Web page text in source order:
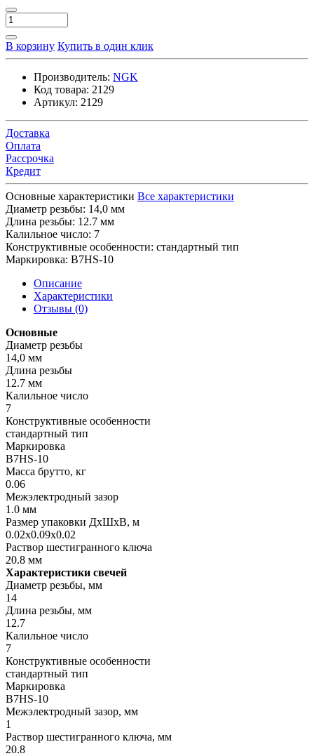
В корзину Купить в один клик
Производитель: NGK
Код товара: 2129
Артикул: 2129
Доставка
Оплата
Рассрочка
Кредит
Основные характеристики Все характеристики
Диаметр резьбы: 14,0 мм
Длина резьбы: 12.7 мм
Калильное число: 7
Конструктивные особенности: стандартный тип
Маркировка: B7HS-10
Описание
Характеристики
Отзывы (0)
Основные
Диаметр резьбы
14,0 мм
Длина резьбы
12.7 мм
Калильное число
7
Конструктивные особенности
стандартный тип
Маркировка
B7HS-10
Масса брутто, кг
0.06
Межэлектродный зазор
1.0 мм
Размер упаковки ДхШхВ, м
0.02x0.09x0.02
Раствор шестигранного ключа
20.8 мм
Характеристики свечей
Диаметр резьбы, мм
14
Длина резьбы, мм
12.7
Калильное число
7
Конструктивные особенности
стандартный тип
Маркировка
B7HS-10
Межэлектродный зазор, мм
1
Раствор шестигранного ключа, мм
20.8